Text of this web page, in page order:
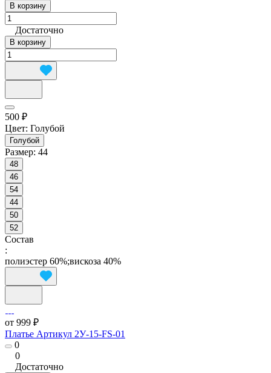
В корзину
Достаточно
В корзину
500 ₽
Цвет: Голубой
Голубой
Размер: 44
48
46
54
44
50
52
Состав
:
полиэстер 60%;вискоза 40%
от 999 ₽
Платье Артикул 2У-15-FS-01
0
0
Достаточно